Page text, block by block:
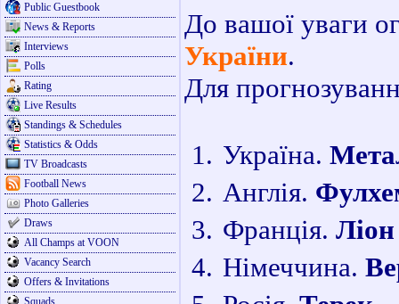
Public Guestbook
News & Reports
Interviews
Polls
Rating
Live Results
Standings & Schedules
Statistics & Odds
TV Broadcasts
Football News
Photo Galleries
Draws
All Champs at VOON
Vacancy Search
Offers & Invitations
Squads
До вашої уваги
України.
Для
Україна.
Англія.
Франція.
Німеччина.